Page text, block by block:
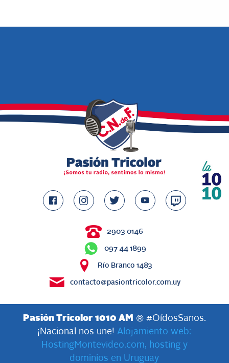
2903 0146
097 44 1899
Río Branco 1483
contacto@pasiontricolor.com.uy
Pasión Tricolor 1010 AM
® #OídosSanos.
¡Nacional nos une! Alojamiento web:
HostingMontevideo.com, hosting y
dominios en Uruguay